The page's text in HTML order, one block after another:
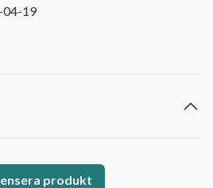
04-19
produkt